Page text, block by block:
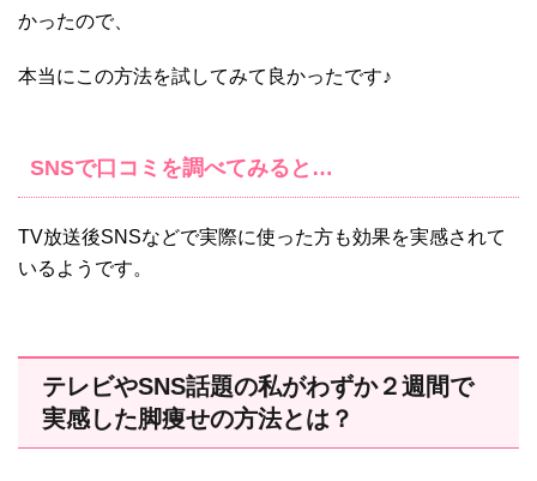
かったので、
本当にこの方法を試してみて良かったです♪
SNSで口コミを調べてみると…
TV放送後SNSなどで実際に使った方も効果を実感されて
いるようです。
テレビやSNS話題の私がわずか２週間で
実感した脚痩せの方法とは？